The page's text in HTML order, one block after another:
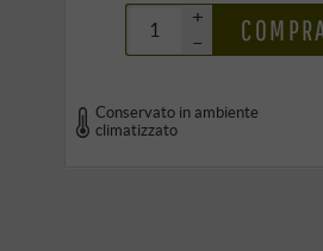
+
–
Conservato in ambiente
climatizzato